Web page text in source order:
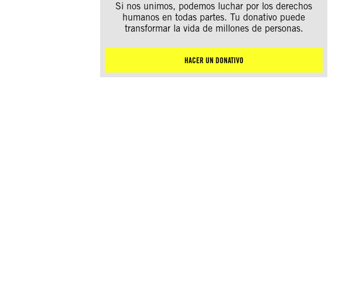
Si nos unimos, podemos luchar por los derechos
humanos en todas partes. Tu donativo puede
transformar la vida de millones de personas.
HACER UN DONATIVO